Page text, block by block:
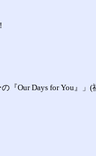
『Our Days for You』」(